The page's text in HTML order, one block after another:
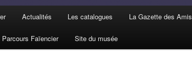
Actualités Les catalogues La Gazette des Amis
Parcours Faïencier Site du musée